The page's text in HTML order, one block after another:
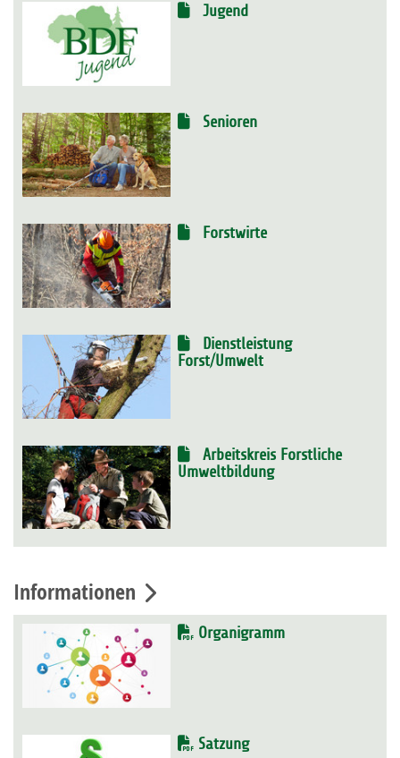
Jugend
Senioren
Forstwirte
Dienstleistung
Forst/Umwelt
Arbeitskreis Forstliche
Umweltbildung
Informationen
Organigramm
Satzung